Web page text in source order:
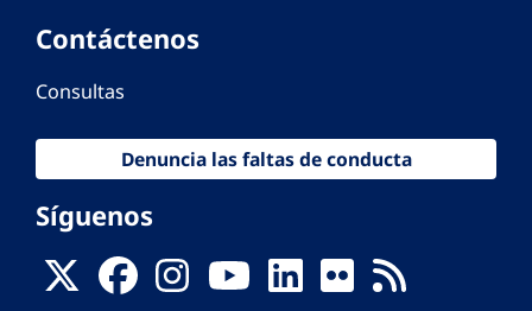
Contáctenos
Consultas
Denuncia las faltas de conducta
Síguenos